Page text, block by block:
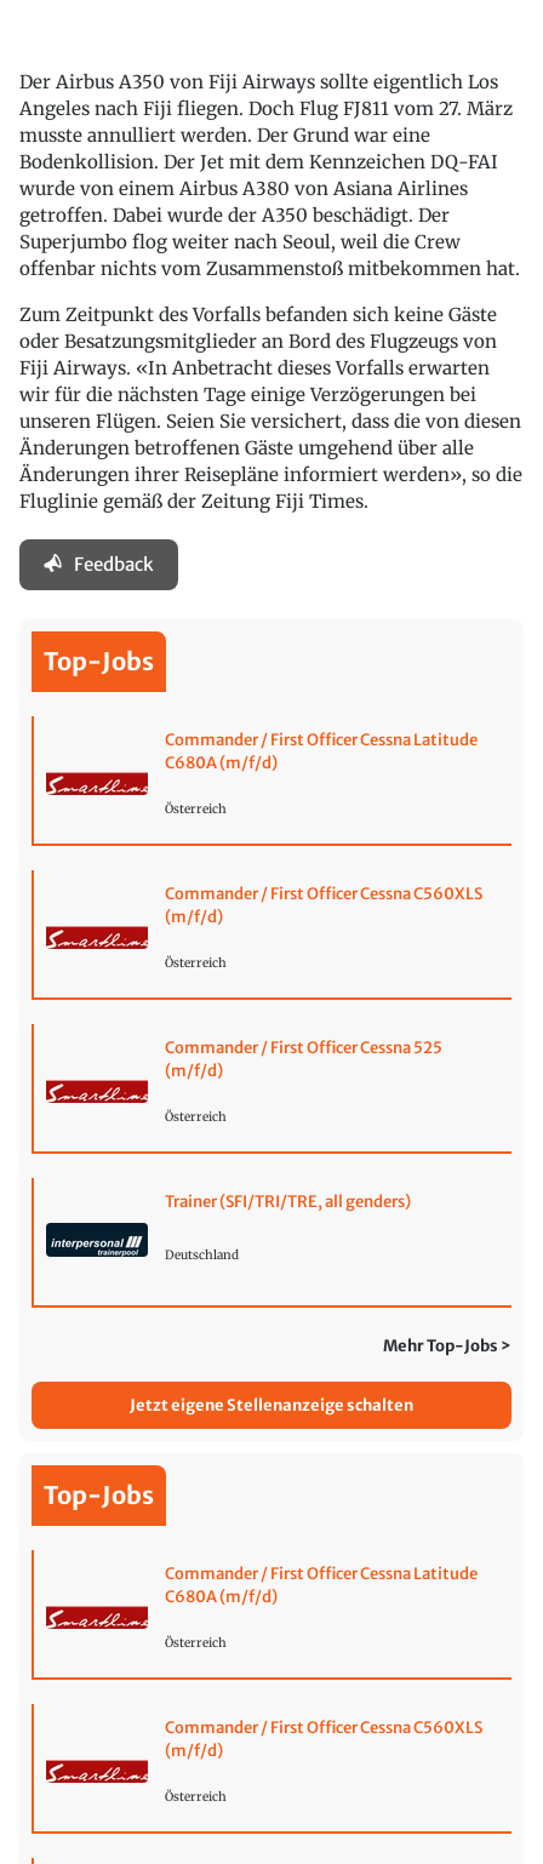
Der Airbus A350 von Fiji Airways sollte eigentlich Los
Angeles nach Fiji fliegen. Doch Flug FJ811 vom 27. März
musste annulliert werden. Der Grund war eine
Bodenkollision. Der Jet mit dem Kennzeichen DQ-FAI
wurde von einem Airbus A380 von Asiana Airlines
getroffen. Dabei wurde der A350 beschädigt. Der
Superjumbo flog weiter nach Seoul, weil die Crew
offenbar nichts vom Zusammenstoß mitbekommen hat.
Zum Zeitpunkt des Vorfalls befanden sich keine Gäste
oder Besatzungsmitglieder an Bord des Flugzeugs von
Fiji Airways. «In Anbetracht dieses Vorfalls erwarten
wir für die nächsten Tage einige Verzögerungen bei
unseren Flügen. Seien Sie versichert, dass die von diesen
Änderungen betroffenen Gäste umgehend über alle
Änderungen ihrer Reisepläne informiert werden», so die
Fluglinie gemäß der Zeitung Fiji Times.
Feedback
Top-Jobs
Commander / First Officer Cessna Latitude
C680A (m/f/d)
Österreich
Commander / First Officer Cessna C560XLS
(m/f/d)
Österreich
Commander / First Officer Cessna 525
(m/f/d)
Österreich
Trainer (SFI/TRI/TRE, all genders)
Deutschland
Mehr Top-Jobs >
Jetzt eigene Stellenanzeige schalten
Top-Jobs
Commander / First Officer Cessna Latitude
C680A (m/f/d)
Österreich
Commander / First Officer Cessna C560XLS
(m/f/d)
Österreich